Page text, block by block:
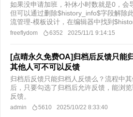
如果没申请加班，补休小时数就是0，会
但可以通过删除$history_info$字段解除
流管理-模板设计，在编辑器中找到
freeflydom 6352 2025/11/1 9:14:15
[点晴永久免费OA]归档后反馈只能
其他人可不可以反馈
归档后反馈只能归档人反馈么？流程中
后，只要勾选了归档后允许反馈，能浏
反馈。​
admin 5610 2025/10/22 8:33:40